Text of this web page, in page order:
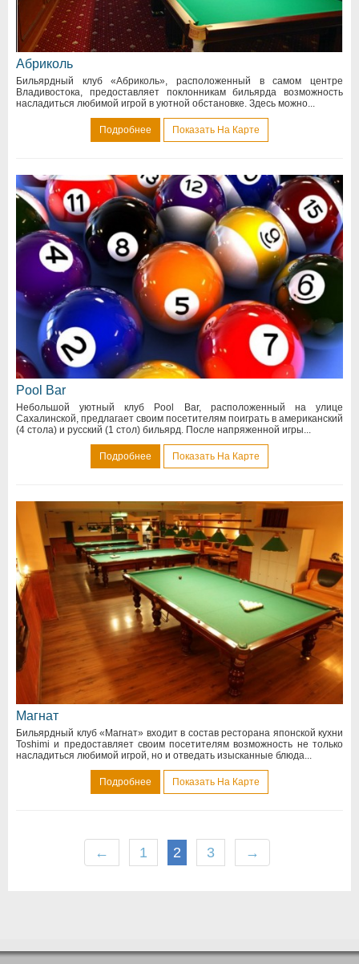
Абриколь
Бильярдный клуб «Абриколь», расположенный в самом центре
Владивостока, предоставляет поклонникам бильярда возможность
насладиться любимой игрой в уютной обстановке. Здесь можно...
Подробнее Показать На Карте
Pool Bar
Небольшой уютный клуб Pool Bar, расположенный на улице
Сахалинской, предлагает своим посетителям поиграть в американский
(4 стола) и русский (1 стол) бильярд. После напряженной игры...
Подробнее Показать На Карте
Магнат
Бильярдный клуб «Магнат» входит в состав ресторана японской кухни
Toshimi и предоставляет своим посетителям возможность не только
насладиться любимой игрой, но и отведать изысканные блюда...
Подробнее Показать На Карте
← 1 2 3 →